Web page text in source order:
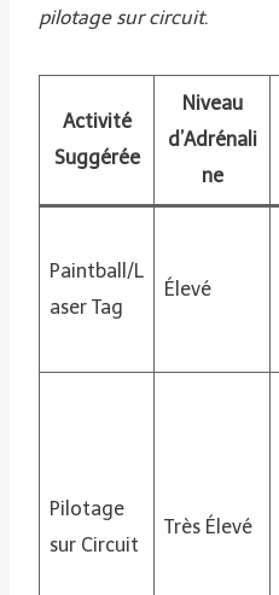
pilotage sur circuit.
Activité
Suggérée
Niveau
d’Adrénali
ne
Paintball/L
aser Tag
Élevé
Pilotage
sur Circuit
Très Élevé